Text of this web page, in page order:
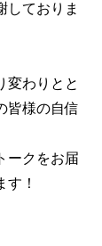
しておりま
変わりとと
皆様の自信
ークをお届
す！